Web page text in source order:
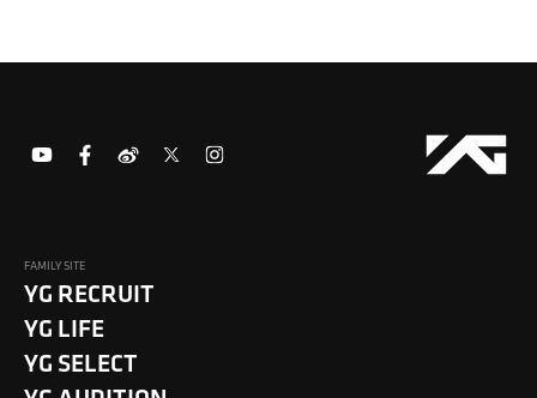
FAMILY SITE
YG RECRUIT
YG LIFE
YG SELECT